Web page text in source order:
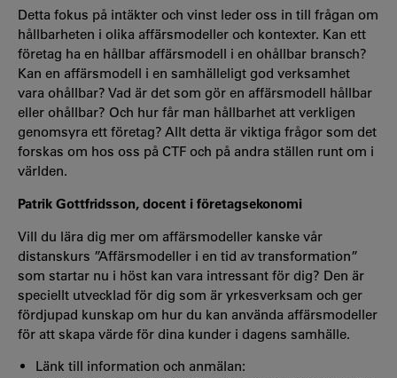
Detta fokus på intäkter och vinst leder oss in till frågan om
hållbarheten i olika affärsmodeller och kontexter. Kan ett
företag ha en hållbar affärsmodell i en ohållbar bransch?
Kan en affärsmodell i en samhälleligt god verksamhet
vara ohållbar? Vad är det som gör en affärsmodell hållbar
eller ohållbar? Och hur får man hållbarhet att verkligen
genomsyra ett företag? Allt detta är viktiga frågor som det
forskas om hos oss på CTF och på andra ställen runt om i
världen.
Patrik Gottfridsson, docent i företagsekonomi
Vill du lära dig mer om affärsmodeller kanske vår
distanskurs ”Affärsmodeller i en tid av transformation”
som startar nu i höst kan vara intressant för dig? Den är
speciellt utvecklad för dig som är yrkesverksam och ger
fördjupad kunskap om hur du kan använda affärsmodeller
för att skapa värde för dina kunder i dagens samhälle.
Länk till information och anmälan: